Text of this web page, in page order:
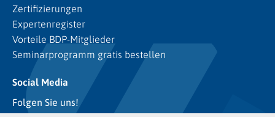
Zertifizierungen
Expertenregister
Vorteile BDP-Mitglieder
Seminarprogramm gratis bestellen
Social Media
Folgen Sie uns!